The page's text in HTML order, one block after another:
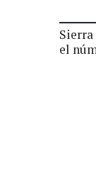
Sierra
el